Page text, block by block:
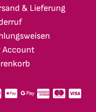
& Lieferung
Account